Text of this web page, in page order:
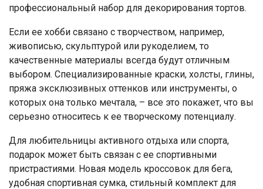
профессиональный набор для декорирования тортов.
Если ее хобби связано с творчеством, например,
живописью, скульптурой или рукоделием, то
качественные материалы всегда будут отличным
выбором. Специализированные краски, холсты, глины,
пряжа эксклюзивных оттенков или инструменты, о
которых она только мечтала, – все это покажет, что вы
серьезно относитесь к ее творческому потенциалу.
Для любительницы активного отдыха или спорта,
подарок может быть связан с ее спортивными
пристрастиями. Новая модель кроссовок для бега,
удобная спортивная сумка, стильный комплект для